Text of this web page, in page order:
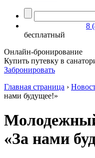
8
бесплатный
Онлайн-бронирование
Купить путевку в
Забронировать
Главная страница ›
нами будущее!»
«За нами